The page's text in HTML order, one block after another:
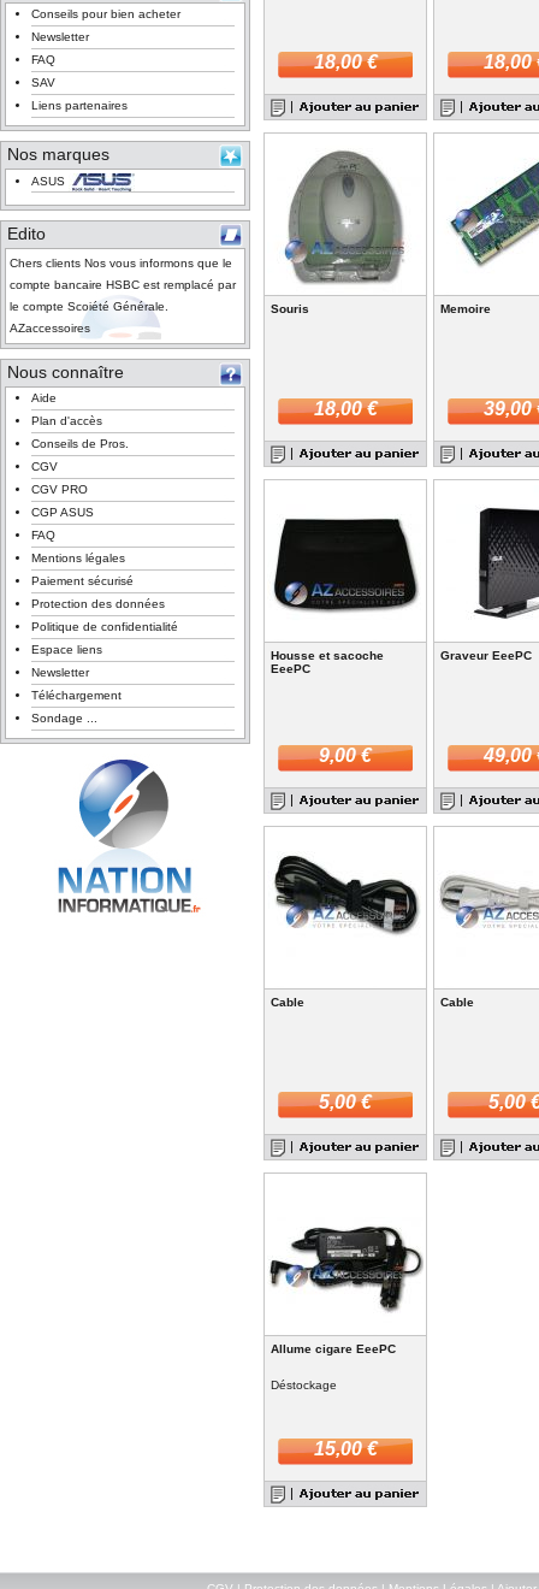
Conseils pour bien acheter
Newsletter
FAQ
SAV
Liens partenaires
Nos marques
ASUS
Edito
Chers clients Nos vous informons que le
compte bancaire HSBC est remplacé par
le compte Scoiété Générale.
AZaccessoires
Nous connaître
Aide
Plan d'accès
Conseils de Pros.
CGV
CGV PRO
CGP ASUS
FAQ
Mentions légales
Paiement sécurisé
Protection des données
Politique de confidentialité
Espace liens
Newsletter
Téléchargement
Sondage ...
18,00 € 18,00
Souris
18,00 €
Memoire
39,00
Housse et sacoche
EeePC
9,00 €
Graveur EeePC
49,00
Cable
5,00 €
Cable
5,00
Allume cigare EeePC
Déstockage
15,00 €